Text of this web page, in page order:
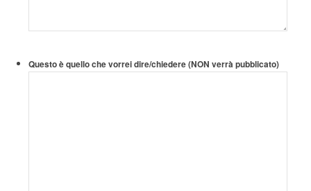
Questo è quello che vorrei dire/chiedere (NON verrà pubblicato)